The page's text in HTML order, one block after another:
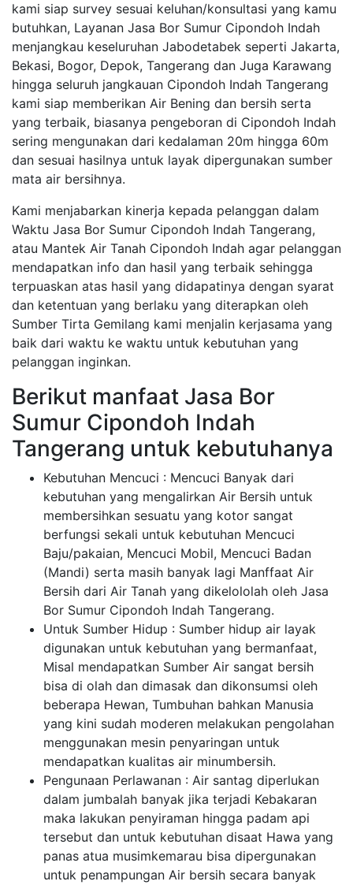
kami siap survey sesuai keluhan/konsultasi yang kamu
butuhkan, Layanan Jasa Bor Sumur Cipondoh Indah
menjangkau keseluruhan Jabodetabek seperti Jakarta,
Bekasi, Bogor, Depok, Tangerang dan Juga Karawang
hingga seluruh jangkauan Cipondoh Indah Tangerang
kami siap memberikan Air Bening dan bersih serta
yang terbaik, biasanya pengeboran di Cipondoh Indah
sering mengunakan dari kedalaman 20m hingga 60m
dan sesuai hasilnya untuk layak dipergunakan sumber
mata air bersihnya.
Kami menjabarkan kinerja kepada pelanggan dalam
Waktu Jasa Bor Sumur Cipondoh Indah Tangerang,
atau Mantek Air Tanah Cipondoh Indah agar pelanggan
mendapatkan info dan hasil yang terbaik sehingga
terpuaskan atas hasil yang didapatinya dengan syarat
dan ketentuan yang berlaku yang diterapkan oleh
Sumber Tirta Gemilang kami menjalin kerjasama yang
baik dari waktu ke waktu untuk kebutuhan yang
pelanggan inginkan.
Berikut manfaat Jasa Bor
Sumur Cipondoh Indah
Tangerang untuk kebutuhanya
Kebutuhan Mencuci : Mencuci Banyak dari
kebutuhan yang mengalirkan Air Bersih untuk
membersihkan sesuatu yang kotor sangat
berfungsi sekali untuk kebutuhan Mencuci
Baju/pakaian, Mencuci Mobil, Mencuci Badan
(Mandi) serta masih banyak lagi Manffaat Air
Bersih dari Air Tanah yang dikelololah oleh Jasa
Bor Sumur Cipondoh Indah Tangerang.
Untuk Sumber Hidup : Sumber hidup air layak
digunakan untuk kebutuhan yang bermanfaat,
Misal mendapatkan Sumber Air sangat bersih
bisa di olah dan dimasak dan dikonsumsi oleh
beberapa Hewan, Tumbuhan bahkan Manusia
yang kini sudah moderen melakukan pengolahan
menggunakan mesin penyaringan untuk
mendapatkan kualitas air minumbersih.
Pengunaan Perlawanan : Air santag diperlukan
dalam jumbalah banyak jika terjadi Kebakaran
maka lakukan penyiraman hingga padam api
tersebut dan untuk kebutuhan disaat Hawa yang
panas atua musimkemarau bisa dipergunakan
untuk penampungan Air bersih secara banyak